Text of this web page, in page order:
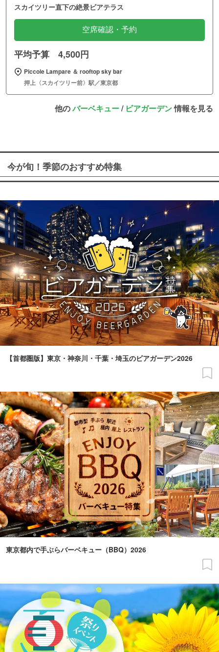
スカイツリー直下の絶景ビアテラス
空席確認・予約
平均予算 4,500円
Piccole Lampare ＆ rooftop sky bar
押上〈スカイツリー前〉駅／東京都
他のバーベキュー/ ビアガーデン情報を見る
今が旬！季節のおすすめ特集
【首都圏版】東京・神奈川・千葉・埼玉のビアガーデン2026
東京都内で手ぶらバーベキュー（BBQ）2026